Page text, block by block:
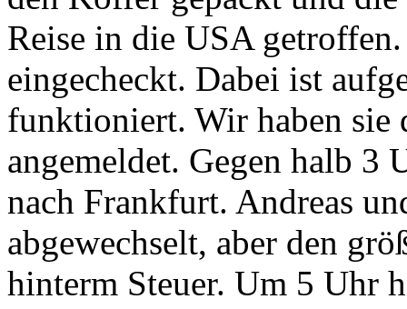
Reise in die USA
eingecheckt. Dabei ist
funktioniert. Wir haben sie
angemeldet. Gegen halb 3
nach Frankfurt. Andreas
abgewechselt, aber den
hinterm Steuer. Um 5 Uhr